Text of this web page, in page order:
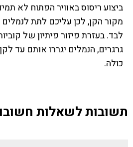
ביצוע ריסוס באוויר הפתוח לא
מקור הקן, לכן עליכם לתת
לבד. בעזרת פיזור פיתיון של
גרגרים, הנמלים יגררו אותם עד
כולה.
תשובות לשאלות